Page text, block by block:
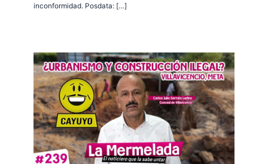
inconformidad. Posdata: […]